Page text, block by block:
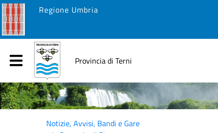
Regione Umbria
Provincia di Terni
Notizie, Avvisi, Bandi e Gare